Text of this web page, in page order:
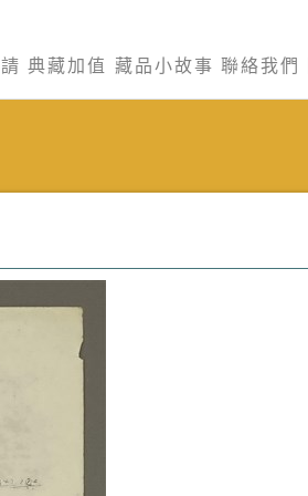
典藏加值 藏品小故事 聯絡我們